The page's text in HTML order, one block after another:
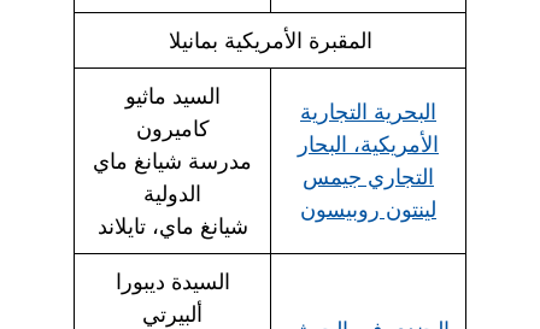
المقبرة الأمريكية بمانيلا
البحرية التجارية
الأمريكية، البحار
التجاري جيمس
لينتون روبيسون
السيد ماثيو
كاميرون
مدرسة شيانغ ماي
الدولية
شيانغ ماي، تايلاند
السيدة ديبورا
ألبيرتي